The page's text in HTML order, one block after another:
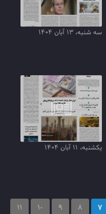
سه شنبه، ۱۳ آبان ۱۴۰۴
یکشنبه، ۱۱ آبان ۱۴۰۴
7
8
9
10
11